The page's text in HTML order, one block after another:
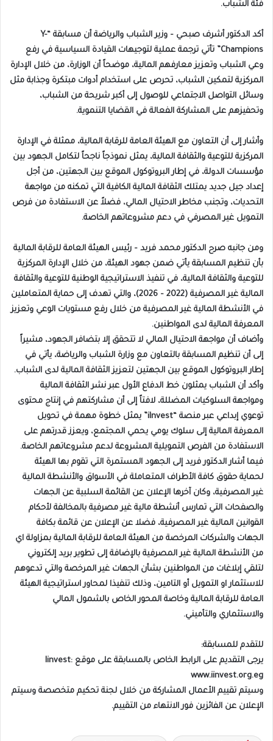
فئة الشباب.
أكد الدكتور أشرف صبحي – وزير الشباب والرياضة أن مسابقة “Y-
Champions” تأتي ترجمة عملية لتوجيهات القيادة السياسية في رفع
وعي الشباب وتعزيز معارفهم المالية، موضحاً أن الوزارة، من خلال الإدارة
المركزية لتمكين الشباب، تحرص على استخدام أدوات مبتكرة وجذابة مثل
وسائل التواصل الاجتماعي للوصول إلى أكبر شريحة من الشباب،
وتحفيزهم على المشاركة الفعالة في القضايا التنموية.
وأشار إلى أن التعاون مع الهيئة العامة للرقابة المالية، ممثلة في الإدارة
المركزية للتوعية والثقافة المالية، يمثل نموذجاً ناجحاً لتكامل الجهود بين
مؤسسات الدولة، في إطار البروتوكول الموقع بين الجهتين، من أجل
إعداد جيل جديد يمتلك الثقافة المالية الكافية التي تمكنه من مواجهة
التحديات، وتجنب مخاطر الاحتيال المالي، فضلاً عن الاستفادة من فرص
التمويل غير المصرفي في دعم مشروعاتهم الخاصة.
ومن جانبه صرح الدكتور محمد فريد – رئيس الهيئة العامة للرقابة المالية
بأن تنظيم المسابقة يأتي ضمن جهود الهيئة، من خلال الإدارة المركزية
للتوعية والثقافة المالية، في تنفيذ الاستراتيجية الوطنية للتوعية والثقافة
المالية غير المصرفية (2022 – 2026)، والتي تهدف إلى حماية المتعاملين
في الأنشطة المالية غير المصرفية من خلال رفع مستويات الوعي وتعزيز
المعرفة المالية لدى المواطنين.
وأضاف أن مواجهة الاحتيال المالي لا تتحقق إلا بتضافر الجهود، مشيراً
إلى أن تنظيم المسابقة بالتعاون مع وزارة الشباب والرياضة، يأتي في
إطار البروتوكول الموقع بين الجهتين لتعزيز الثقافة المالية لدى الشباب.
وأكد أن الشباب يمثلون خط الدفاع الأول عبر نشر الثقافة المالية
ومواجهة السلوكيات المضللة، لافتاً إلى أن مشاركتهم في إنتاج محتوى
توعوي إبداعي عبر منصة “iInvest” يمثل خطوة مهمة في تحويل
المعرفة المالية إلى سلوك يومي يحمي المجتمع، ويعزز قدرتهم على
الاستفادة من الفرص التمويلية المشروعة لدعم مشروعاتهم الخاصة.
فيما أشار الدكتور فريد إلى الجهود المستمرة التي تقوم بها الهيئة
لحماية حقوق كافة الأطراف المتعاملة في الأسواق والأنشطة المالية
غير المصرفية، وكان آخرها الإعلان عن القائمة السلبية عن الجهات
والصفحات التي تمارس أنشطة مالية غير مصرفية بالمخالفة لأحكام
القوانين المالية غير المصرفية، فضلا عن الإعلان عن قائمة بكافة
الجهات والشركات المرخصة من الهيئة العامة للرقابة المالية بمزاولة اي
من الأنشطة المالية غير المصرفية بالإضافة إلى تطوير بريد إلكتروني
لتلقي إبلاغات من المواطنين بشأن الجهات غير المرخصة والتي تدعوهم
للاستثمار او التمويل أو التامين، وذلك تنفيذا لمحاور استراتيجية الهيئة
العامة للرقابة المالية وخاصة المحور الخاص بالشمول المالي
والاستثماري والتأميني.
للتقدم للمسابقة:
يرجى التقديم على الرابط الخاص بالمسابقة على موقع Iinvest:
www.iinvest.org.eg
وسيتم تقييم الأعمال المشاركة من خلال لجنة تحكيم متخصصة وسيتم
الإعلان عن الفائزين فور الانتهاء من التقييم.